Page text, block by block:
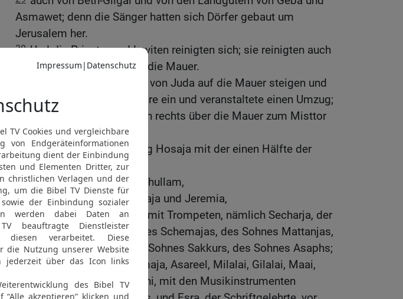
Asmawet; denn die Sänger hatten sich Dörfer gebaut um
Jerusalem her.
30 Und die Priester und Leviten reinigten sich; sie reinigten auch
das Volk und die Tore und die Mauer.
Und ich ließ die Fürsten von Juda auf die Mauer steigen und
setzte zwei große Dankchöre ein und veranstaltete einen Umzug;
der eine Dankchor zog nach rechts über die Mauer zum Misttor
hin.
32
Und hinter ihnen her ging Hosaja mit der einen Hälfte der
Fürsten von Juda,
33 dazu Asarja, Esra, Meschullam,
34 Juda, Benjamin, Schemaja und Jeremia,
35 und etliche der Priester mit Trompeten, nämlich Secharja, der
Sohn Jonathans, des Sohnes Schemajas, des Sohnes Mattanjas,
des Sohnes Michajas, des Sohnes Sakkurs, des Sohnes Asaphs;
36 und seine Brüder Schemaja, Asareel, Milalai, Gilalai, Maai,
Nethaneel, Juda und Hanani, mit den Musikinstrumenten